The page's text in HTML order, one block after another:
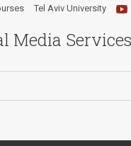
Media
Tel Aviv University